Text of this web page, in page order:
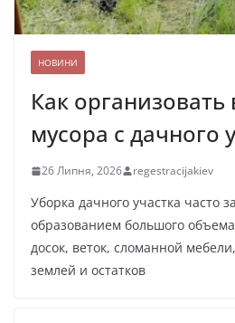
НОВИНИ
Как организовать
мусора с дачного
26 Липня, 2026 regestracijakiev
Уборка дачного участка часто
образованием большого
досок, веток, сломанной
землей и остатков